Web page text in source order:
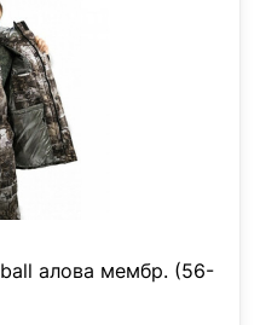
алова мембр. (56-